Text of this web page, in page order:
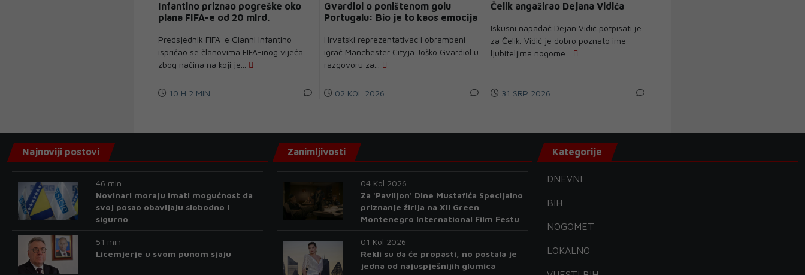
Infantino priznao pogreške oko
plana FIFA-e od 20 mlrd.
Predsjednik FIFA-e Gianni Infantino
ispričao se članovima FIFA-inog vijeća
zbog načina na koji je...
10 H 2 MIN
Gvardiol o poništenom golu
Portugalu: Bio je to kaos emocija
Hrvatski reprezentativac i obrambeni
igrač Manchester Cityja Joško Gvardiol u
razgovoru za...
02 KOL 2026
Čelik angažirao Dejana Vidića
Iskusni napadač Dejan Vidić potpisati je
za Čelik. Vidić je dobro poznato ime
ljubiteljima nogome...
31 SRP 2026
Najnoviji postovi
46 min
Novinari moraju imati mogućnost da
svoj posao obavljaju slobodno i
sigurno
51 min
Licemjerje u svom punom sjaju
Zanimljivosti
04 Kol 2026
Za 'Paviljon' Dine Mustafića Specijalno
priznanje žirija na XII Green
Montenegro International Film Festu
01 Kol 2026
Rekli su da će propasti, no postala je
jedna od najuspješnijih glumica
Kategorije
DNEVNI
BIH
NOGOMET
LOKALNO